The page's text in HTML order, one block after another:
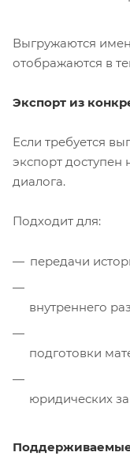
Выгружаются
отображаются в
Экспорт из
Если требуется
экспорт доступен
диалога.
Подходит для:
передачи
внутреннего
подготовки
юридических